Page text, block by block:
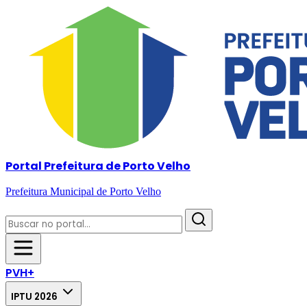
Portal Prefeitura de Porto Velho
Prefeitura Municipal de Porto Velho
PVH+
IPTU 2026